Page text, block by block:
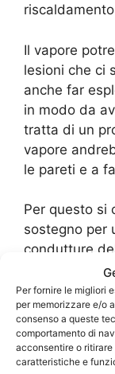
Per fornire le migliori
per memorizzare e/o
consenso a queste
comportamento di
acconsentire o
caratteristiche e
Il vapore
lesioni che ci
anche far
in modo da
tratta di un
vapore
le pareti e a
Per questo si
sostegno per
condutture
Tramite
possibilità di
di
riparazioni
adeguato,